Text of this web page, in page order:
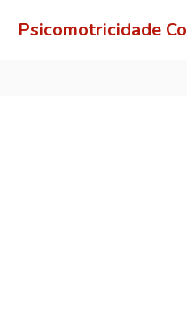
Psicomotricidade